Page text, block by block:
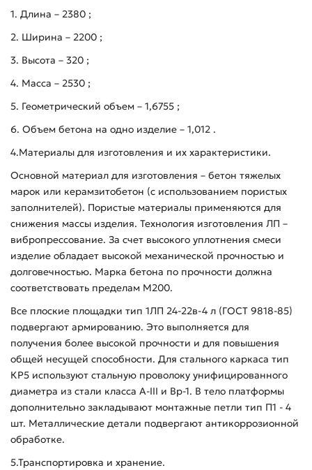
1. Длина – 2380 ;
2. Ширина – 2200 ;
3. Высота – 320 ;
4. Масса – 2530 ;
5. Геометрический объем – 1,6755 ;
6. Объем бетона на одно изделие – 1,012 .
4.Материалы для изготовления и их характеристики.
Основной материал для изготовления – бетон тяжелых
марок или керамзитобетон (с использованием пористых
заполнителей). Пористые материалы применяются для
снижения массы изделия. Технология изготовления ЛП –
вибропрессование. За счет высокого уплотнения смеси
изделие обладает высокой механической прочностью и
долговечностью. Марка бетона по прочности должна
соответствовать пределам М200.
Все плоские площадки тип 1ЛП 24-22в-4 л (ГОСТ 9818-85)
подвергают армированию. Это выполняется для
получения более высокой прочности и для повышения
общей несущей способности. Для стального каркаса тип
КР5 используют стальную проволоку унифицированного
диаметра из стали класса A-III и Вр-1. В тело платформы
дополнительно закладывают монтажные петли тип П1 - 4
шт. Металлические детали подвергают антикоррозионной
обработке.
5.Транспортировка и хранение.